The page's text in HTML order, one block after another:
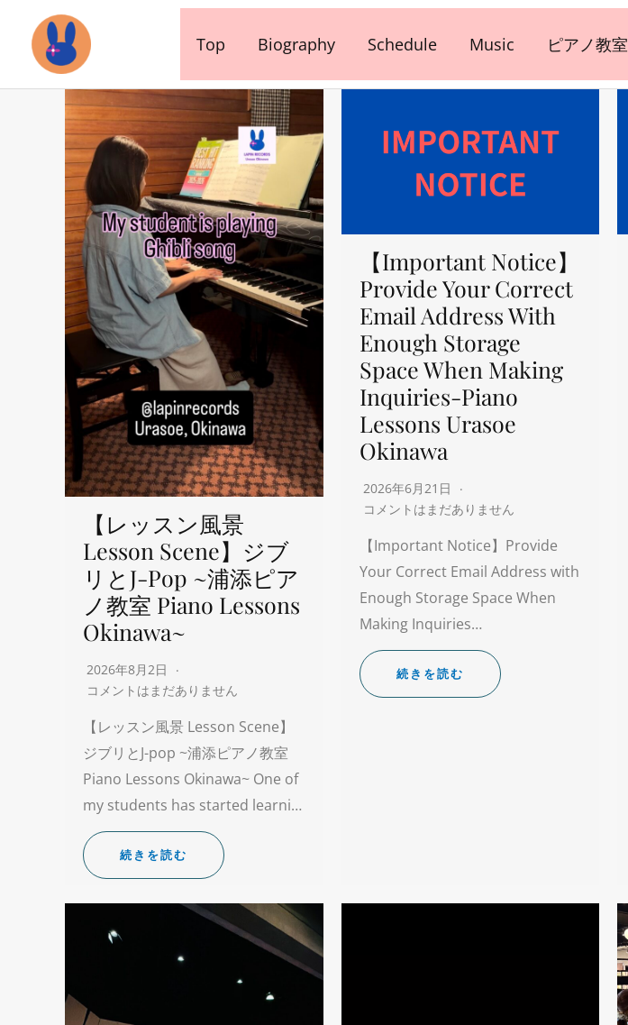
ス
Top Biography Schedule Music ピアノ教室
【レッスン風景
Lesson Scene】ジブ
リとJ-Pop ~浦添ピア
ノ教室 Piano Lessons
Okinawa~
2026年8月2日
コメントはまだありません
【レッスン風景 Lesson Scene】
ジブリとJ-pop ~浦添ピアノ教室
Piano Lessons Okinawa~ One of
my students has started learni…
続きを読む
【Important Notice】
Provide Your Correct
Email Address With
Enough Storage
Space When Making
Inquiries-Piano
Lessons Urasoe
Okinawa
2026年6月21日
コメントはまだありません
【Important Notice】Provide
Your Correct Email Address with
Enough Storage Space When
Making Inquiries…
続きを読む